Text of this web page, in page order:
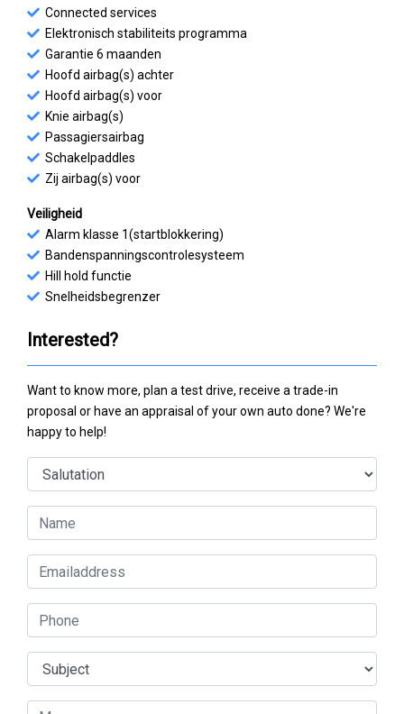
Connected services
Elektronisch stabiliteits programma
Garantie 6 maanden
Hoofd airbag(s) achter
Hoofd airbag(s) voor
Knie airbag(s)
Passagiersairbag
Schakelpaddles
Zij airbag(s) voor
Veiligheid
Alarm klasse 1(startblokkering)
Bandenspanningscontrolesysteem
Hill hold functie
Snelheidsbegrenzer
Interested?
Want to know more, plan a test drive, receive a trade-in
proposal or have an appraisal of your own auto done? We're
happy to help!